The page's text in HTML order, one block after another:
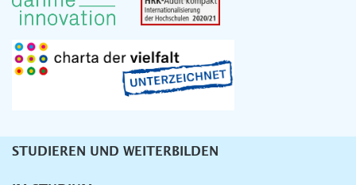
Unternavigation
STUDIEREN UND WEITERBILDEN